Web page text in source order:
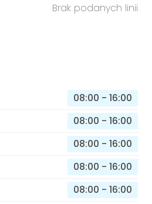
Brak podanych linii
08:00 - 16:00
08:00 - 16:00
08:00 - 16:00
08:00 - 16:00
08:00 - 16:00